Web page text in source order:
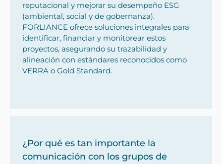
reputacional y mejorar su desempeño ESG
(ambiental, social y de gobernanza).
FORLIANCE ofrece soluciones integrales para
identificar, financiar y monitorear estos
proyectos, asegurando su trazabilidad y
alineación con estándares reconocidos como
VERRA o Gold Standard.
¿Por qué es tan importante la
comunicación con los grupos de